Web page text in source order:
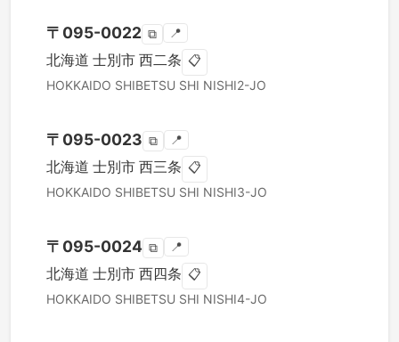
〒 095-0022 ⧉ 📍
北海道 士別市 西二条 📋
HOKKAIDO SHIBETSU SHI NISHI2-JO
〒 095-0023 ⧉ 📍
北海道 士別市 西三条 📋
HOKKAIDO SHIBETSU SHI NISHI3-JO
〒 095-0024 ⧉ 📍
北海道 士別市 西四条 📋
HOKKAIDO SHIBETSU SHI NISHI4-JO